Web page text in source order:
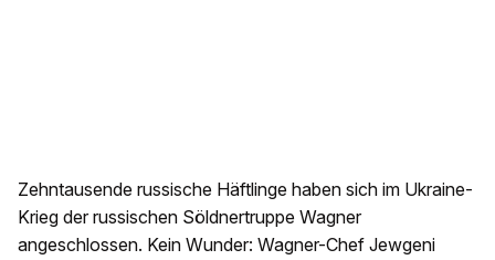
Zehntausende russische Häftlinge haben sich im Ukraine-
Krieg der russischen Söldnertruppe Wagner
angeschlossen. Kein Wunder: Wagner-Chef Jewgeni